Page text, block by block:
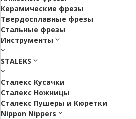
Керамические фрезы
Твердосплавные фрезы
Стальные фрезы
Инструменты
STALEKS
Сталекс Кусачки
Сталекс Ножницы
Сталекс Пушеры и Кюретки
Nippon Nippers